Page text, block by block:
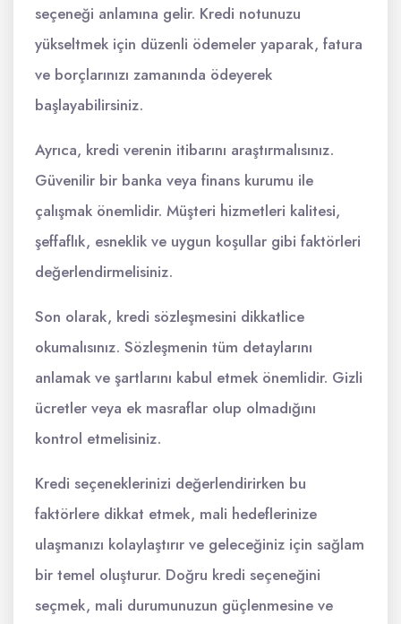
seçeneği anlamına gelir. Kredi notunuzu
yükseltmek için düzenli ödemeler yaparak, fatura
ve borçlarınızı zamanında ödeyerek
başlayabilirsiniz.
Ayrıca, kredi verenin itibarını araştırmalısınız.
Güvenilir bir banka veya finans kurumu ile
çalışmak önemlidir. Müşteri hizmetleri kalitesi,
şeffaflık, esneklik ve uygun koşullar gibi faktörleri
değerlendirmelisiniz.
Son olarak, kredi sözleşmesini dikkatlice
okumalısınız. Sözleşmenin tüm detaylarını
anlamak ve şartlarını kabul etmek önemlidir. Gizli
ücretler veya ek masraflar olup olmadığını
kontrol etmelisiniz.
Kredi seçeneklerinizi değerlendirirken bu
faktörlere dikkat etmek, mali hedeflerinize
ulaşmanızı kolaylaştırır ve geleceğiniz için sağlam
bir temel oluşturur. Doğru kredi seçeneğini
seçmek, mali durumunuzun güçlenmesine ve